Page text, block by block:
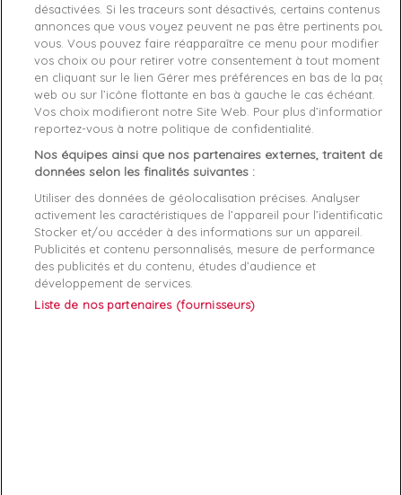
Fiche technique
Couleur Blanc
Matière Coton
Genre Homme
Rayon Vetement
Démarque 20 %
Références spécifiques
désactivées. Si les traceurs sont désactivés, certains contenus et
annonces que vous voyez peuvent ne pas être pertinents pour
vous. Vous pouvez faire réapparaître ce menu pour modifier
vos choix ou pour retirer votre consentement à tout moment
en cliquant sur le lien Gérer mes préférences en bas de la page
web ou sur l’icône flottante en bas à gauche le cas échéant.
Vos choix modifieront notre Site Web. Pour plus d’informations,
reportez-vous à notre politique de confidentialité.
Nos équipes ainsi que nos partenaires externes, traitent des
données selon les finalités suivantes :
Utiliser des données de géolocalisation précises. Analyser
activement les caractéristiques de l’appareil pour l’identification.
Stocker et/ou accéder à des informations sur un appareil.
Publicités et contenu personnalisés, mesure de performance
des publicités et du contenu, études d’audience et
développement de services.
Liste de nos partenaires (fournisseurs)